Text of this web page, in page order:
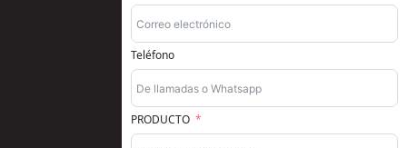
Teléfono
PRODUCTO